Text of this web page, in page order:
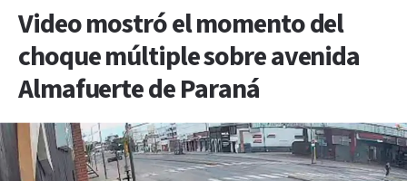
Video mostró el momento del
choque múltiple sobre avenida
Almafuerte de Paraná